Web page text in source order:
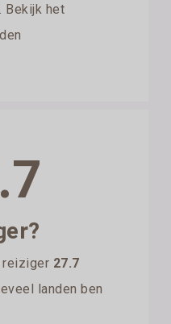
Bekijk het
reiziger 27.7
landen ben